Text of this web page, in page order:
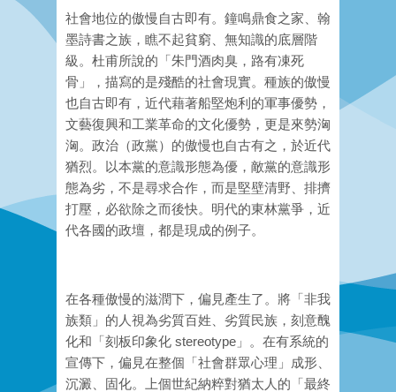
社會地位的傲慢自古即有。鐘鳴鼎食之家、翰
墨詩書之族，瞧不起貧窮、無知識的底層階
級。杜甫所說的「朱門酒肉臭，路有凍死
骨」，描寫的是殘酷的社會現實。種族的傲慢
也自古即有，近代藉著船堅炮利的軍事優勢，
文藝復興和工業革命的文化優勢，更是來勢洶
洶。政治（政黨）的傲慢也自古有之，於近代
猶烈。以本黨的意識形態為優，敵黨的意識形
態為劣，不是尋求合作，而是堅壁清野、排擠
打壓，必欲除之而後快。明代的東林黨爭，近
代各國的政壇，都是現成的例子。
在各種傲慢的滋潤下，偏見產生了。將「非我
族類」的人視為劣質百姓、劣質民族，刻意醜
化和「刻板印象化 stereotype」。在有系統的
宣傳下，偏見在整個「社會群眾心理」成形、
沉澱、固化。上個世紀納粹對猶太人的「最終